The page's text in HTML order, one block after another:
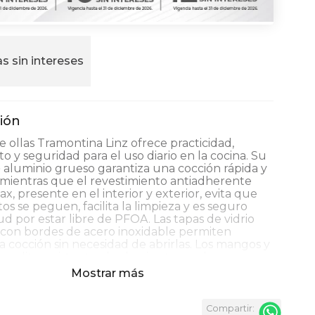
sin intereses
ollas Tramontina Linz ofrece practicidad,
y seguridad para el uso diario en la cocina. Su
grueso garantiza una cocción rápida y
que el revestimiento antiadherente
presente en el interior y exterior, evita que
se peguen, facilita la limpieza y es seguro
por estar libre de PFOA. Las tapas de vidrio
bordes de acero inoxidable permiten
cocción sin necesidad de abrirlas. Los mangos y
de nailon, proporcionan un manejo seguro.
quienes buscan funcionalidad con calidad.
Mostrar más